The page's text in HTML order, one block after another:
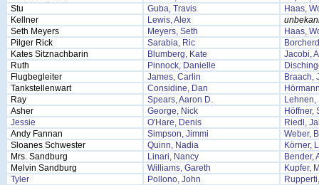
Stu
Guba, Travis
Haas,
Kellner
Lewis, Alex
Seth Meyers
Meyers, Seth
Haas,
Pilger Rick
Sarabia, Ric
Kates Sitznachbarin
Blumberg, Kate
Jacobi,
Ruth
Pinnock, Danielle
Flugbegleiter
James, Carlin
Braach,
Tankstellenwart
Considine, Dan
Ray
Spears, Aaron D.
Lehnen,
Asher
George, Nick
Höffner,
Jessie
O'Hare, Denis
Riedl,
Andy Fannan
Simpson, Jimmi
Weber,
Sloanes Schwester
Quinn, Nadia
Körner,
Mrs. Sandburg
Linari, Nancy
Bender,
Melvin Sandburg
Williams, Gareth
Kupfer,
Tyler
Pollono, John